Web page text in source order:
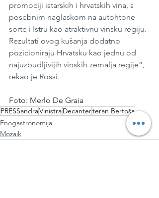
promociji istarskih i hrvatskih vina, s
posebnim naglaskom na autohtone
sorte i Istru kao atraktivnu vinsku regiju.
Rezultati ovog kušanja dodatno
pozicioniraju Hrvatsku kao jednu od
najuzbudljivijih vinskih zemalja regije“,
rekao je Rossi.
Foto: Merlo De Graia
PRESSandraVinistraDecanterteran Bertoša
Enogastronomija
Mozaik